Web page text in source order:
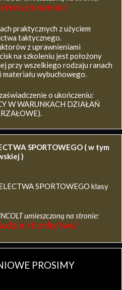
pomoc/
praktycznych z użyciem
taktycznego.
z uprawnieniami
na szkoleniu jest położony
przy wszelkiego rodzaju ranach
wybuchowego.
o ukończeniu:
W WARUNKACH DZIAŁAŃ
SPORTOWEGO ( w tym
)
SPORTOWEGO klasy
umieszczoną na stronie:
strzelectwa/
PROSIMY